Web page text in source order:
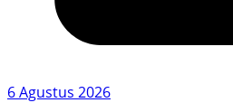
6 Agustus 2026